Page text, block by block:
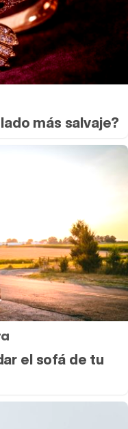
más salvaje?
el sofá de tu